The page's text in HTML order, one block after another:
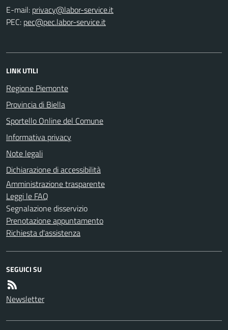
E-mail:
PEC:
LINK UTILI
Regione Piemonte
Provincia di Biella
Sportello Online del Comune
Informativa privacy
Note legali
Dichiarazione di accessibilità
Amministrazione trasparente
Leggi le FAQ
Segnalazione disservizio
Prenotazione appuntamento
Richiesta d'assistenza
SEGUICI SU
Newsletter